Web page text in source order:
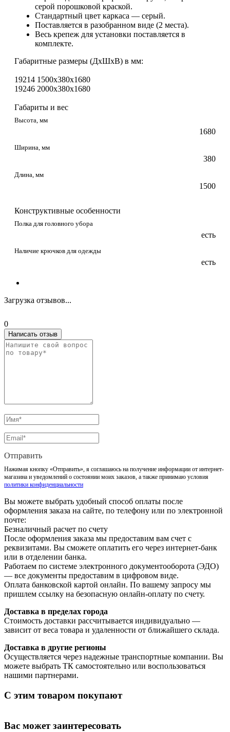
серой порошковой краской.
Стандартный цвет каркаса — серый.
Поставляется в разобранном виде (2 места).
Весь крепеж для установки поставляется в
комплекте.
Габаритные размеры (ДхШхВ) в мм:
19214 1500х380х1680
19246 2000х380х1680
Габариты и вес
Высота, мм
1680
Ширина, мм
380
Длина, мм
1500
Конструктивные особенности
Полка для головного убора
есть
Наличие крючков для одежды
есть
Загрузка отзывов...
0
Написать отзыв
Отправить
Нажимая кнопку «Отправить», я соглашаюсь на получение информации от интернет-
магазина и уведомлений о состоянии моих заказов, а также принимаю условия
политики конфиденциальности
Вы можете выбрать удобный способ оплаты после
оформления заказа на сайте, по телефону или по электронной
почте:
Безналичный расчет по счету
После оформления заказа мы предоставим вам счет с
реквизитами. Вы сможете оплатить его через интернет-банк
или в отделении банка.
Работаем по системе электронного документооборота (ЭДО)
— все документы предоставим в цифровом виде.
Оплата банковской картой онлайн. По вашему запросу мы
пришлем ссылку на безопасную онлайн-оплату по счету.
Доставка в пределах города
Стоимость доставки рассчитывается индивидуально —
зависит от веса товара и удаленности от ближайшего склада.
Доставка в другие регионы
Осуществляется через надежные транспортные компании. Вы
можете выбрать ТК самостоятельно или воспользоваться
нашими партнерами.
С этим товаром покупают
Вас может заинтересовать